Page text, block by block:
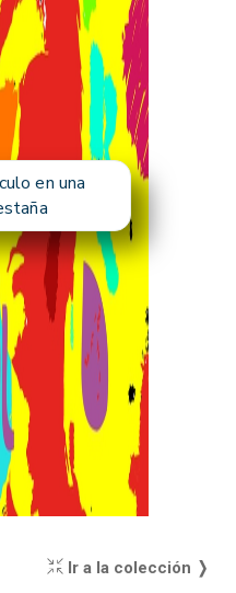
en una
Ir a la colección ❭